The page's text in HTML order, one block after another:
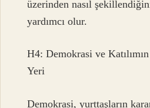
üzerinden nasıl
yardımcı olur.
H4: Demokrasi ve
Yeri
Demokrasi, yurttaşların